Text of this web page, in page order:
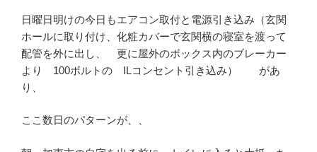
日曜日明けの今日もエアコン取付と電源引き込み（玄関
ホールに取り付け、化粧カバーで玄関横の寝室を渡って
配管を外に出し、 更に屋外のボックス内のブレーカー
より 100ボルトの ILコンセント引き込み） があ
り、
ここ数日のパターンが、、